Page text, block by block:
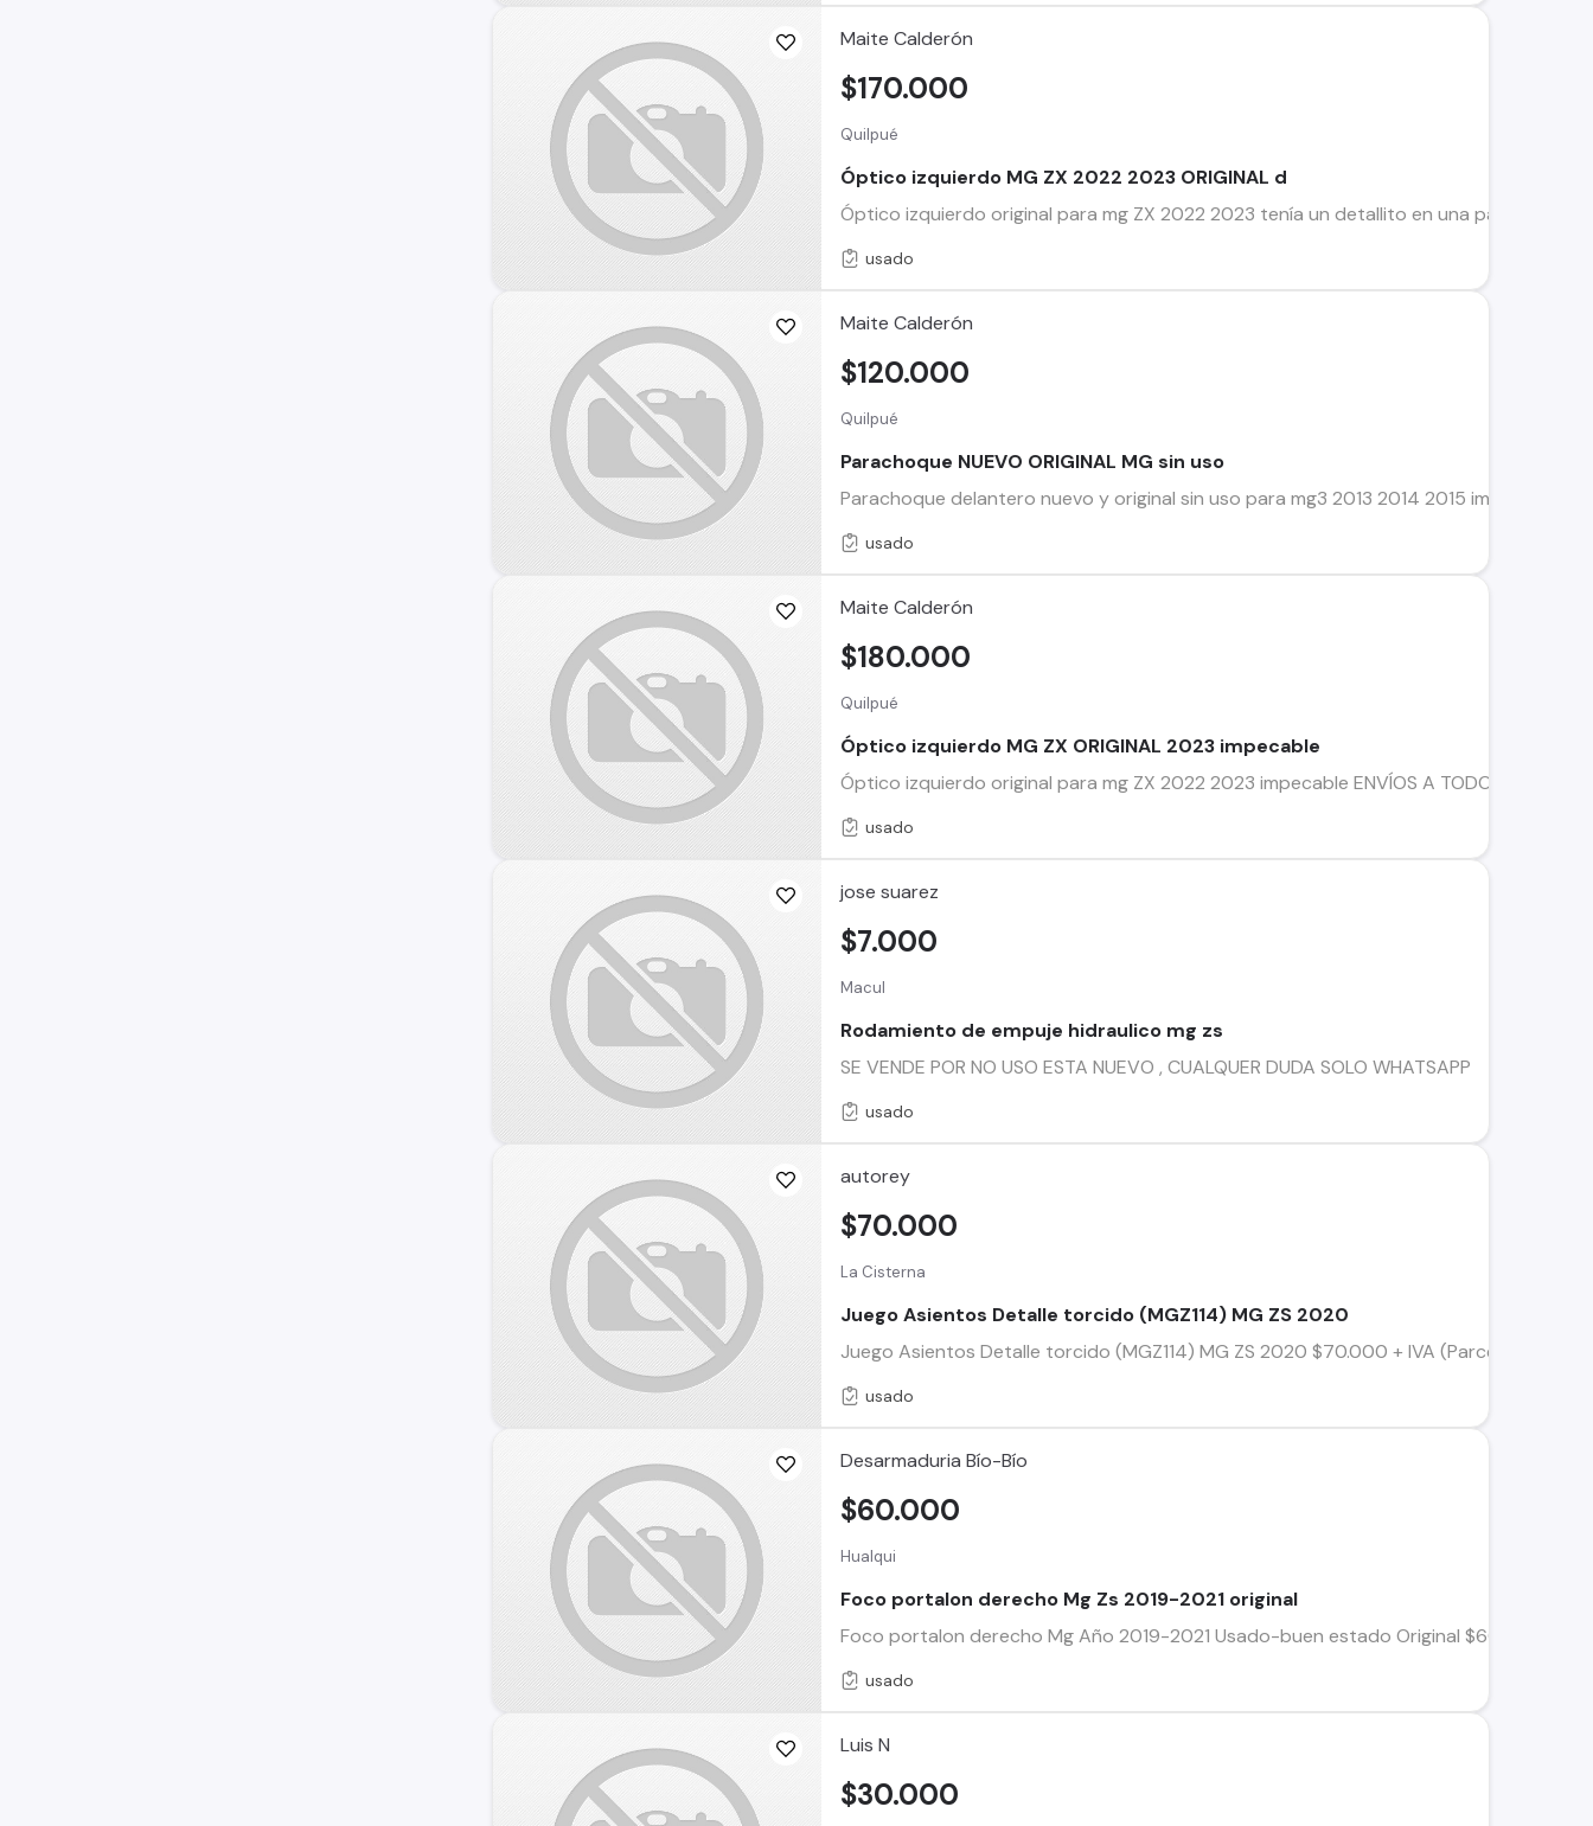
Maite Calderón
Quilpué
Óptico izquierdo MG ZX 2022 2023 ORIGINAL d
Óptico izquierdo original para mg ZX 2022 2023 tenía un detallito en una patita se
$170.000
usado
Maite Calderón
Quilpué
Parachoque NUEVO ORIGINAL MG sin uso
Parachoque delantero nuevo y original sin uso para mg3 2013 2014 2015 impecable
$120.000
usado
Maite Calderón
Quilpué
Óptico izquierdo MG ZX ORIGINAL 2023 impecable
Óptico izquierdo original para mg ZX 2022 2023 impecable ENVÍOS A TODO CHILE
$180.000
usado
jose suarez
Macul
Rodamiento de empuje hidraulico mg zs
SE VENDE POR NO USO ESTA NUEVO , CUALQUER DUDA SOLO WHATSAPP
$7.000
usado
autorey
La Cisterna
Juego Asientos Detalle torcido (MGZ114) MG ZS 2020
Juego Asientos Detalle torcido (MGZ114) MG ZS 2020 $70.000 + IVA (Parcela) VALOR
$70.000
usado
Desarmaduria Bío-Bío
Hualqui
Foco portalon derecho Mg Zs 2019-2021 original
Foco portalon derecho Mg Año 2019-2021 Usado-buen estado Original $60.000
$60.000
usado
Luis N
$30.000